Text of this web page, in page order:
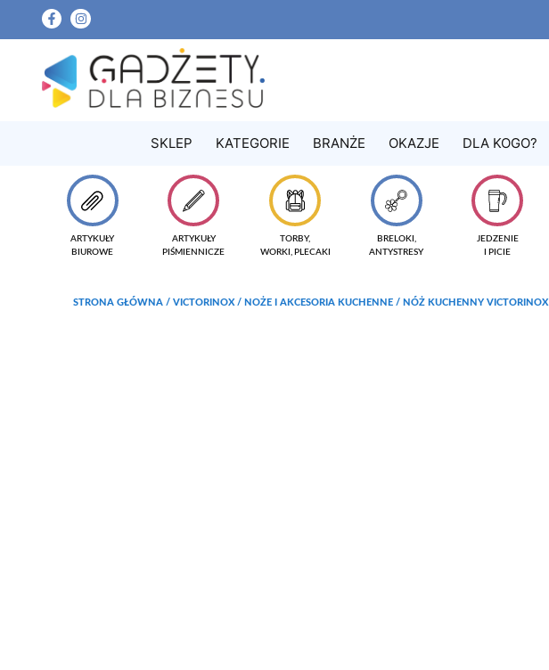
SKLEP KATEGORIE BRANŻE OKAZJE DLA KOGO?
ARTYKUŁY
BIUROWE
ARTYKUŁY
PIŚMIENNICZE
TORBY,
WORKI, PLECAKI
BRELOKI,
ANTYSTRESY
JEDZENIE
I PICIE
STRONA GŁÓWNA / VICTORINOX/ NOŻE I AKCESORIA KUCHENNE / NÓŻ KUCHENNY VICTORINOX